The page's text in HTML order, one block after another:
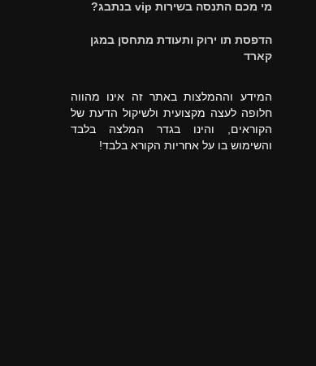
מי מכם התנסה בשירות vip בנתבג?
הדפסת תו ירוק ותעודת מתחסן במגן
קארד
המידע וההמלצות באתר זה אינו מהווה
חלופה לעצה מקצועית ולשיקול הדעת של
הקוראים, והינו בגדר המלצה בלבד
והשימוש בו על אחריות הקורא בלבד!